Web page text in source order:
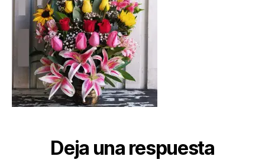
Deja una respuesta